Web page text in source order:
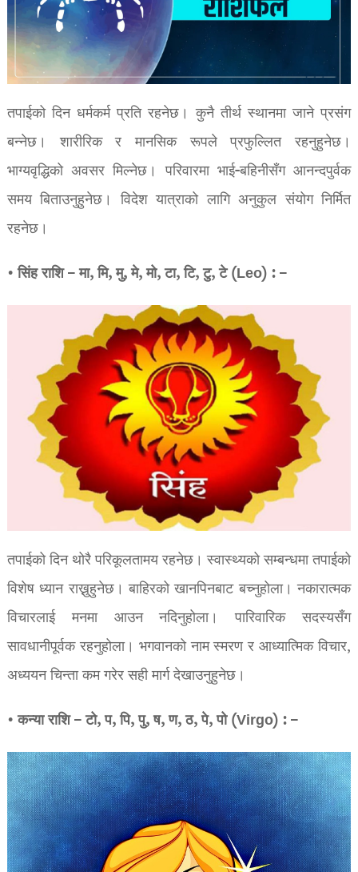
तपाईको दिन धर्मकर्म प्रति रहनेछ। कुनै तीर्थ स्थानमा जाने प्रसंग
बन्नेछ। शारीरिक र मानसिक रूपले प्रफुल्लित रहनुहुनेछ।
भाग्यवृद्धिको अवसर मिल्नेछ। परिवारमा भाई-बहिनीसँग आनन्दपुर्वक
समय बिताउनुहुनेछ। विदेश यात्राको लागि अनुकुल संयोग निर्मित
रहनेछ।
• सिंह राशि – मा, मि, मु, मे, मो, टा, टि, टु, टे (Leo) : –
तपाईको दिन थोरै परिकूलतामय रहनेछ। स्वास्थ्यको सम्बन्धमा तपाईको
विशेष ध्यान राख्नुहुनेछ। बाहिरको खानपिनबाट बच्नुहोला। नकारात्मक
विचारलाई मनमा आउन नदिनुहोला। पारिवारिक सदस्यसँग
सावधानीपूर्वक रहनुहोला। भगवानको नाम स्मरण र आध्यात्मिक विचार,
अध्ययन चिन्ता कम गरेर सही मार्ग देखाउनुहुनेछ।
• कन्या राशि – टो, प, पि, पु, ष, ण, ठ, पे, पो (Virgo) : –